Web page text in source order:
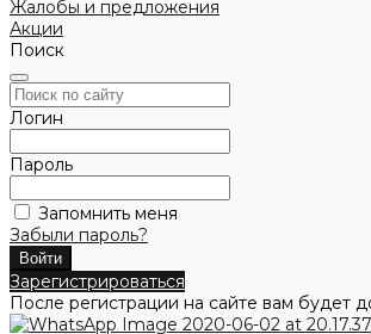
Жалобы и предложения
Акции
Поиск
Логин
Пароль
Запомнить меня
Забыли пароль?
Зарегистрироваться
После регистрации на сайте вам будет